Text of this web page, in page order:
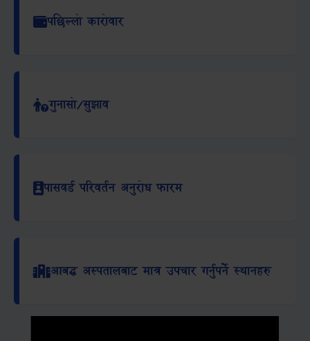
पछिल्लो कारोवार
गुनासो/सुझाव
पासवर्ड परिवर्तन अनुरोध फारम
आबद्ध अस्पतालबाट मात्र उपचार गर्नुपर्ने स्थानहरु